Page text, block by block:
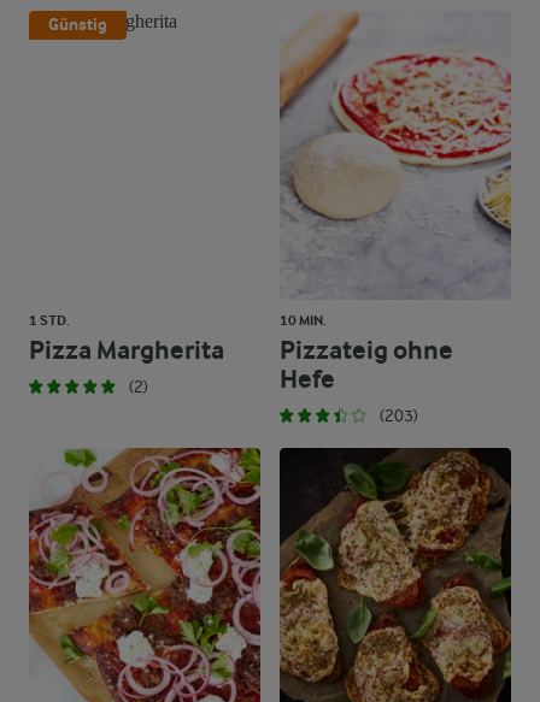
Günstig
1 STD.
Pizza Margherita
(2)
10 MIN.
Pizzateig ohne
Hefe
(203)